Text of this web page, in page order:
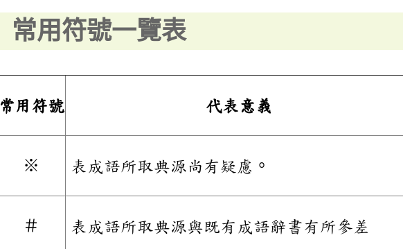
常用符號一覽表
常用符號 代表意義
※ 表成語所取典源尚有疑慮。
＃ 表成語所取典源與既有成語辭書有所參差